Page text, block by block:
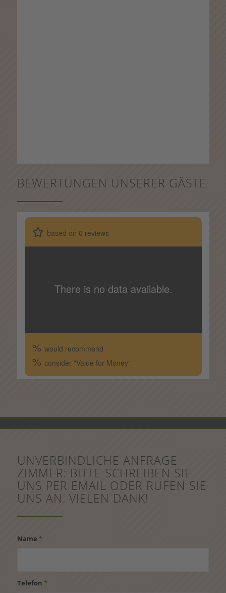
BEWERTUNGEN UNSERER GÄSTE
UNVERBINDLICHE ANFRAGE
ZIMMER: BITTE SCHREIBEN SIE
UNS PER EMAIL ODER RUFEN SIE
UNS AN. VIELEN DANK!
Name *
Telefon *